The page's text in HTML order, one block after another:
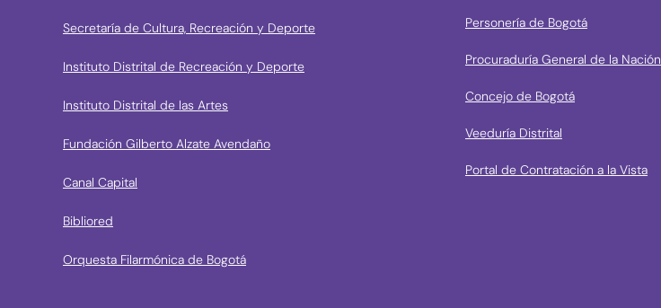
Secretaría de Cultura, Recreación y Deporte
Instituto Distrital de Recreación y Deporte
Instituto Distrital de las Artes
Fundación Gilberto Alzate Avendaño
Canal Capital
Bibliored
Orquesta Filarmónica de Bogotá
Personería de Bogotá
Procuraduría General de la Nación
Concejo de Bogotá
Veeduría Distrital
Portal de Contratación a la Vista